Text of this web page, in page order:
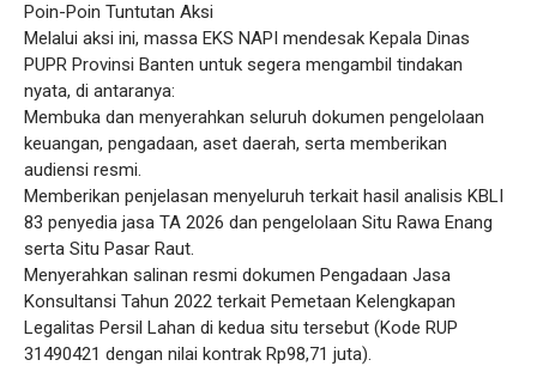
​Poin-Poin Tuntutan Aksi
​Melalui aksi ini, massa EKS NAPI mendesak Kepala Dinas
PUPR Provinsi Banten untuk segera mengambil tindakan
nyata, di antaranya:
​Membuka dan menyerahkan seluruh dokumen pengelolaan
keuangan, pengadaan, aset daerah, serta memberikan
audiensi resmi.
​Memberikan penjelasan menyeluruh terkait hasil analisis KBLI
83 penyedia jasa TA 2026 dan pengelolaan Situ Rawa Enang
serta Situ Pasar Raut.
​Menyerahkan salinan resmi dokumen Pengadaan Jasa
Konsultansi Tahun 2022 terkait Pemetaan Kelengkapan
Legalitas Persil Lahan di kedua situ tersebut (Kode RUP
31490421 dengan nilai kontrak Rp98,71 juta).